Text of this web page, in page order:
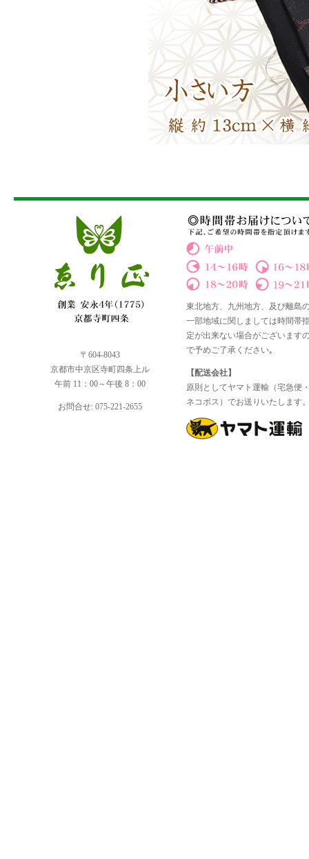
〒604-8043
京都市中京区寺町四条上ル
午前 11：00～午後 8：00
お問合せ: 075-221-2655
東北地方、九州地方、及び離島
一部地域に関しましては時間帯
定が出来ない場合がございます
で予めご了承ください｡
【配送会社】
原則としてヤマト運輸（宅急便
ネコポス）でお送りいたします